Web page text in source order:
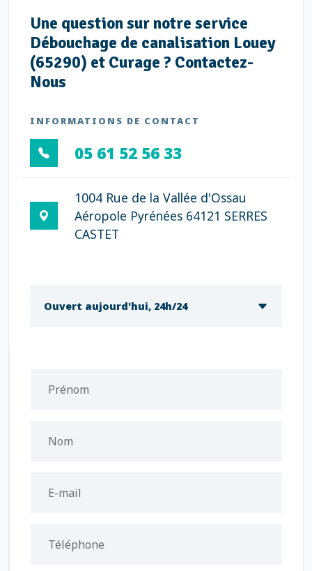
Une question sur notre service
Débouchage de canalisation Louey
(65290) et Curage ? Contactez-
Nous
INFORMATIONS DE CONTACT
05 61 52 56 33
1004 Rue de la Vallée d'Ossau
Aéropole Pyrénées 64121 SERRES
CASTET
Ouvert aujourd'hui, 24h/24
Prénom
Nom
E-mail
Téléphone